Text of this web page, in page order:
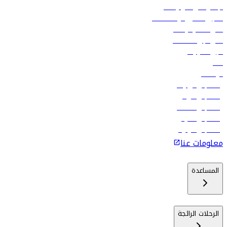
الإعلان على متن رحلاتنا
تسجيل الدخول لوكلاء السفر
أدنى أسعار الرحلات
فلاي دبي للعطلات
تأجير السيارات
فنادق
الوظائف
رحلات إلى تبيليسي
رحلات إلى الرياض
رحلات إلى مسقط
رحلات إلى ماليه
رحلات إلى كولومبو
معلومات عنا
المساعدة
الرحلات الرائجة